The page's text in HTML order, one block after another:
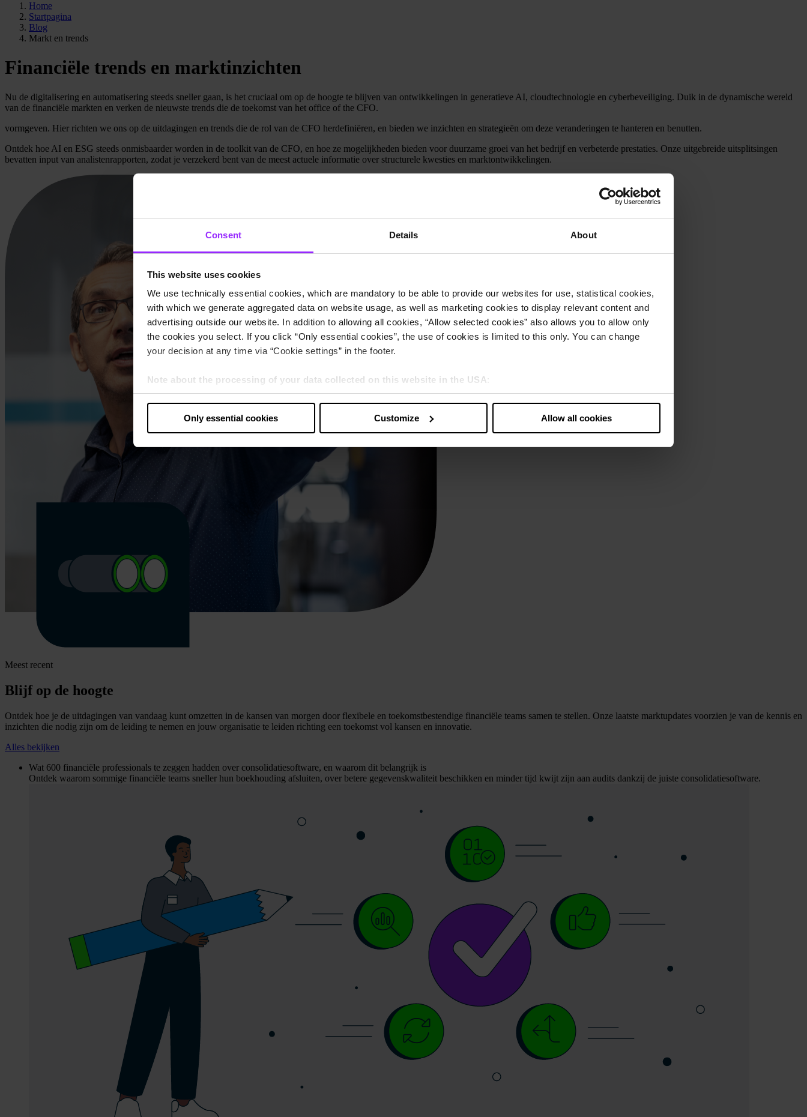
Consent Details About
This website uses cookies
We use technically essential cookies, which are mandatory to be able to provide our websites for use, statistical cookies,
with which we generate aggregated data on website usage, as well as marketing cookies to display relevant content and
advertising outside our website. In addition to allowing all cookies, “Allow selected cookies” also allows you to allow only
the cookies you select. If you click “Only essential cookies”, the use of cookies is limited to this only. You can change
your decision at any time via “Cookie settings” in the footer.
Note about the processing of your data collected on this website in the USA :
By clicking “Allow all cookies” you also agree that your data will be processed in the USA. The European Court of Justice
judges the USA to be a country with a level of data protection that is inadequate by EU standards. There is a particular risk
that your data may be processed by US authorities.
Only essential cookies Customize Allow all cookies
Home
Startpagina
Blog
Markt en trends
Financiële trends en marktinzichten
Nu de digitalisering en automatisering steeds sneller gaan, is het cruciaal om op de hoogte te blijven van ontwikkelingen in generatieve AI, cloudtechnologie en cyberbeveiliging. Duik in de dynamische wereld
van de financiële markten en verken de nieuwste trends die de toekomst van het office of the CFO.
vormgeven. Hier richten we ons op de uitdagingen en trends die de rol van de CFO herdefiniëren, en bieden we inzichten en strategieën om deze veranderingen te hanteren en benutten.
Ontdek hoe AI en ESG steeds onmisbaarder worden in de toolkit van de CFO, en hoe ze mogelijkheden bieden voor duurzame groei van het bedrijf en verbeterde prestaties. Onze uitgebreide uitsplitsingen
bevatten input van analistenrapporten, zodat je verzekerd bent van de meest actuele informatie over structurele kwesties en marktontwikkelingen.
Meest recent
Blijf op de hoogte
Ontdek hoe je de uitdagingen van vandaag kunt omzetten in de kansen van morgen door flexibele en toekomstbestendige financiële teams samen te stellen. Onze laatste marktupdates voorzien je van de kennis en
inzichten die nodig zijn om de leiding te nemen en jouw organisatie te leiden richting een toekomst vol kansen en innovatie.
Alles bekijken
Wat 600 financiële professionals te zeggen hadden over consolidatiesoftware, en waarom dit belangrijk is
Ontdek waarom sommige financiële teams sneller hun boekhouding afsluiten, over betere gegevenskwaliteit beschikken en minder tijd kwijt zijn aan audits dankzij de juiste consolidatiesoftware.